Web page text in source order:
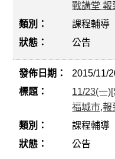
戰講堂 報
課程輔導
公告
2015/11/
11/23(一
福城市,報
課程輔導
公告